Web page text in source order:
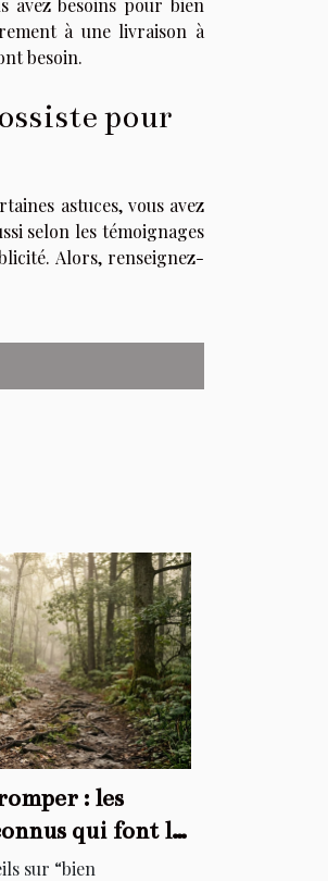
avez besoins pour bien
à une livraison à
besoin.
pour
astuces, vous avez
selon les témoignages
Alors, renseignez-
: les
qui font la
sur “bien